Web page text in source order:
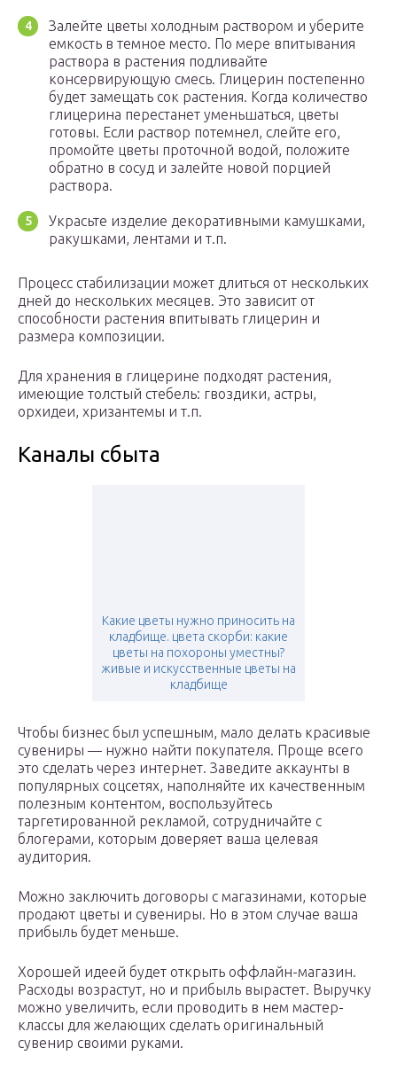
Залейте цветы холодным раствором и уберите
емкость в темное место. По мере впитывания
раствора в растения подливайте
консервирующую смесь. Глицерин постепенно
будет замещать сок растения. Когда количество
глицерина перестанет уменьшаться, цветы
готовы. Если раствор потемнел, слейте его,
промойте цветы проточной водой, положите
обратно в сосуд и залейте новой порцией
раствора.
Украсьте изделие декоративными камушками,
ракушками, лентами и т.п.
Процесс стабилизации может длиться от нескольких
дней до нескольких месяцев. Это зависит от
способности растения впитывать глицерин и
размера композиции.
Для хранения в глицерине подходят растения,
имеющие толстый стебель: гвоздики, астры,
орхидеи, хризантемы и т.п.
Каналы сбыта
Какие цветы нужно приносить на
кладбище. цвета скорби: какие
цветы на похороны уместны?
живые и искусственные цветы на
кладбище
Чтобы бизнес был успешным, мало делать красивые
сувениры — нужно найти покупателя. Проще всего
это сделать через интернет. Заведите аккаунты в
популярных соцсетях, наполняйте их качественным
полезным контентом, воспользуйтесь
таргетированной рекламой, сотрудничайте с
блогерами, которым доверяет ваша целевая
аудитория.
Можно заключить договоры с магазинами, которые
продают цветы и сувениры. Но в этом случае ваша
прибыль будет меньше.
Хорошей идеей будет открыть оффлайн-магазин.
Расходы возрастут, но и прибыль вырастет. Выручку
можно увеличить, если проводить в нем мастер-
классы для желающих сделать оригинальный
сувенир своими руками.